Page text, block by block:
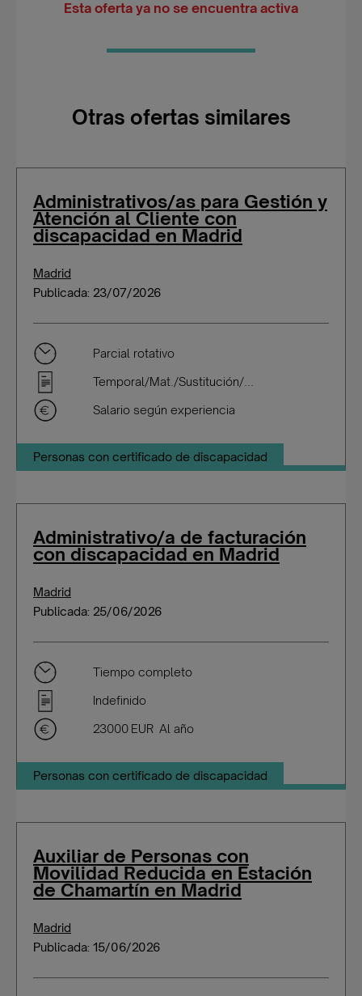
Esta oferta ya no se encuentra activa
Otras ofertas similares
Administrativos/as para Gestión y
Atención al Cliente con
discapacidad en Madrid
Madrid
Publicada: 23/07/2026
Parcial rotativo
Temporal/Mat./Sustitución/...
Salario según experiencia
Personas con certificado de discapacidad
Administrativo/a de facturación
con discapacidad en Madrid
Madrid
Publicada: 25/06/2026
Tiempo completo
Indefinido
23000 EUR Al año
Personas con certificado de discapacidad
Auxiliar de Personas con
Movilidad Reducida en Estación
de Chamartín en Madrid
Madrid
Publicada: 15/06/2026